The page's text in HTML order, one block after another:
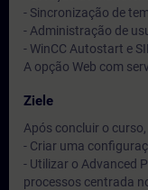
- Sincronização de
- Administração de
- WinCC Autostart e
A opção Web com
Ziele
Após concluir o
- Criar uma
- Utilizar o Advanced
processos centrada